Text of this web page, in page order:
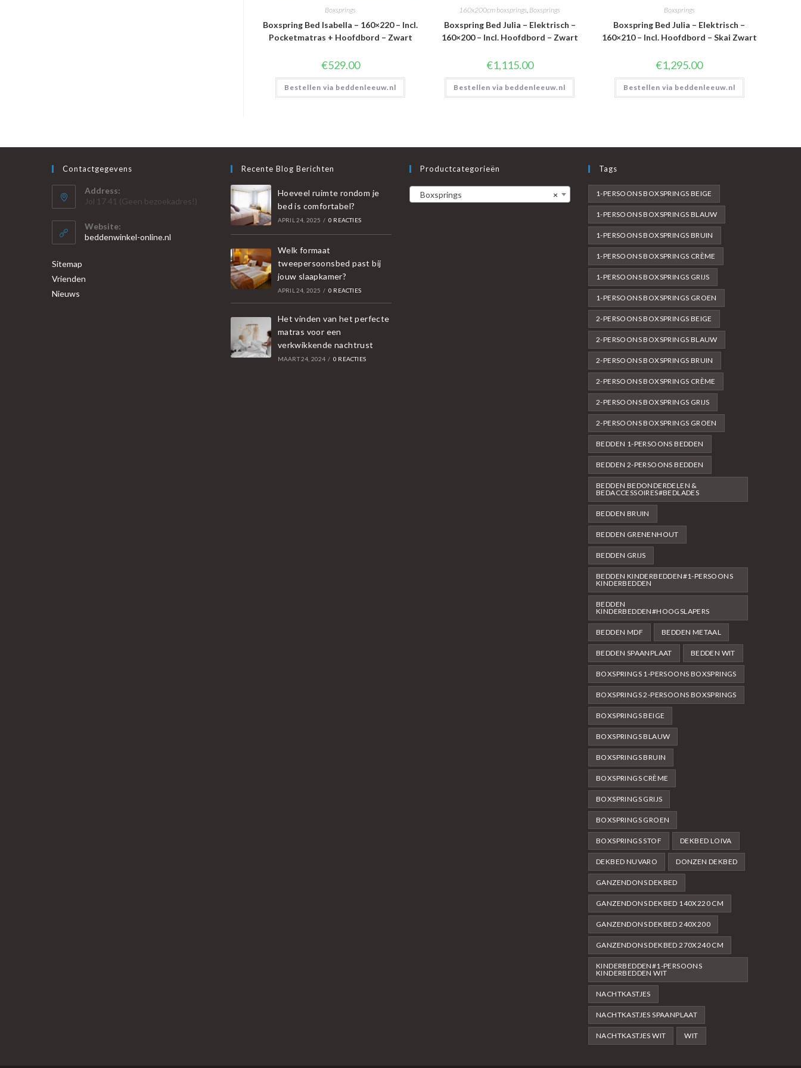
Boxsprings
Boxspring Bed Isabella – 160×220 – Incl.
Pocketmatras + Hoofdbord – Zwart
€529.00
Bestellen via beddenleeuw.nl
160x200cm boxsprings, Boxsprings
Boxspring Bed Julia – Elektrisch –
160×200 – Incl. Hoofdbord – Zwart
€1,115.00
Bestellen via beddenleeuw.nl
Boxsprings
Boxspring Bed Julia – Elektrisch –
160×210 – Incl. Hoofdbord – Skai Zwart
€1,295.00
Bestellen via beddenleeuw.nl
Contactgegevens
Address:
Jol 17 41 (Geen bezoekadres!)
Website:
beddenwinkel-online.nl
Sitemap
Vrienden
Nieuws
Recente Blog Berichten
Hoeveel ruimte rondom je
bed is comfortabel?
APRIL 24, 2025 / 0 REACTIES
Welk formaat
tweepersoonsbed past bij
jouw slaapkamer?
APRIL 24, 2025 / 0 REACTIES
Het vinden van het perfecte
matras voor een
verkwikkende nachtrust
MAART 24, 2024 / 0 REACTIES
Productcategorieën
×
Boxsprings
Tags
1-PERSOONS BOXSPRINGS BEIGE
1-PERSOONS BOXSPRINGS BLAUW
1-PERSOONS BOXSPRINGS BRUIN
1-PERSOONS BOXSPRINGS CRÈME
1-PERSOONS BOXSPRINGS GRIJS
1-PERSOONS BOXSPRINGS GROEN
2-PERSOONS BOXSPRINGS BEIGE
2-PERSOONS BOXSPRINGS BLAUW
2-PERSOONS BOXSPRINGS BRUIN
2-PERSOONS BOXSPRINGS CRÈME
2-PERSOONS BOXSPRINGS GRIJS
2-PERSOONS BOXSPRINGS GROEN
BEDDEN 1-PERSOONS BEDDEN
BEDDEN 2-PERSOONS BEDDEN
BEDDEN BEDONDERDELEN &
BEDACCESSOIRES#BEDLADES
BEDDEN BRUIN
BEDDEN GRENENHOUT
BEDDEN GRIJS
BEDDEN KINDERBEDDEN#1-PERSOONS
KINDERBEDDEN
BEDDEN
KINDERBEDDEN#HOOGSLAPERS
BEDDEN MDF BEDDEN METAAL
BEDDEN SPAANPLAAT BEDDEN WIT
BOXSPRINGS 1-PERSOONS BOXSPRINGS
BOXSPRINGS 2-PERSOONS BOXSPRINGS
BOXSPRINGS BEIGE
BOXSPRINGS BLAUW
BOXSPRINGS BRUIN
BOXSPRINGS CRÈME
BOXSPRINGS GRIJS
BOXSPRINGS GROEN
BOXSPRINGS STOF DEKBED LOIVA
DEKBED NUVARO DONZEN DEKBED
GANZENDONS DEKBED
GANZENDONS DEKBED 140X220 CM
GANZENDONS DEKBED 240X200
GANZENDONS DEKBED 270X240 CM
KINDERBEDDEN#1-PERSOONS
KINDERBEDDEN WIT
NACHTKASTJES
NACHTKASTJES SPAANPLAAT
NACHTKASTJES WIT WIT